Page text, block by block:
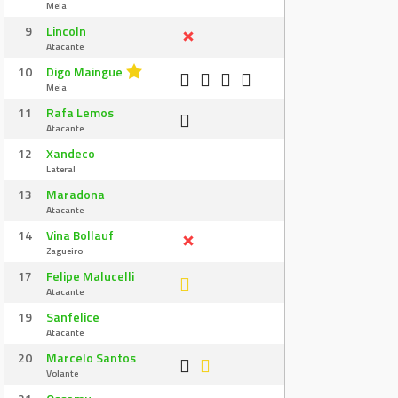
Meia
9 Lincoln
Atacante
10 Digo Maingue
Meia
11 Rafa Lemos
Atacante
12 Xandeco
Lateral
13 Maradona
Atacante
14 Vina Bollauf
Zagueiro
17 Felipe Malucelli
Atacante
19 Sanfelice
Atacante
20 Marcelo Santos
Volante